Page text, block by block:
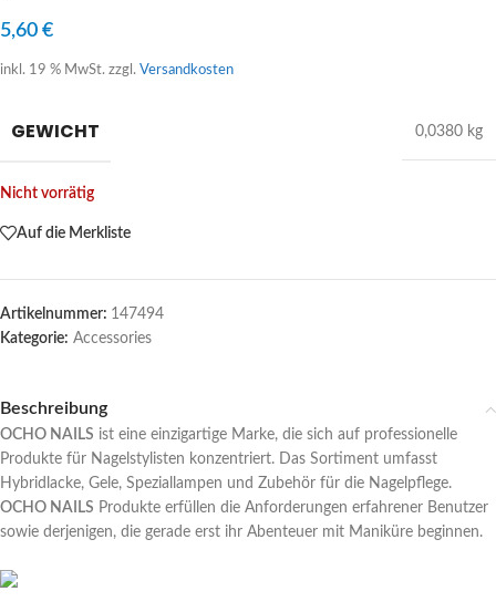
5,60 €
inkl. 19 % MwSt. zzgl. Versandkosten
GEWICHT 0,0380 kg
Nicht vorrätig
Auf die Merkliste
Artikelnummer: 147494
Kategorie: Accessories
Beschreibung
OCHO NAILS ist eine einzigartige Marke, die sich auf professionelle
Produkte für Nagelstylisten konzentriert. Das Sortiment umfasst
Hybridlacke, Gele, Speziallampen und Zubehör für die Nagelpflege.
OCHO NAILS Produkte erfüllen die Anforderungen erfahrener Benutzer
sowie derjenigen, die gerade erst ihr Abenteuer mit Maniküre beginnen.